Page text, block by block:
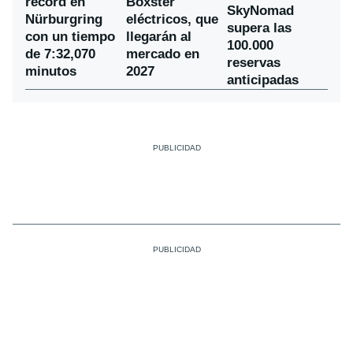
Nürburgring
con un tiempo
de 7:32,070
minutos
eléctricos, que
llegarán al
mercado en
2027
SkyNomad
supera las
100.000
reservas
anticipadas